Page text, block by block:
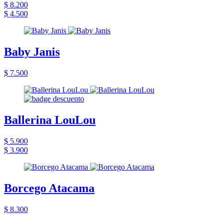
$ 8.200
$ 4.500
Baby Janis
$ 7.500
Ballerina LouLou
$ 5.900
$ 3.900
Borcego Atacama
$ 8.300